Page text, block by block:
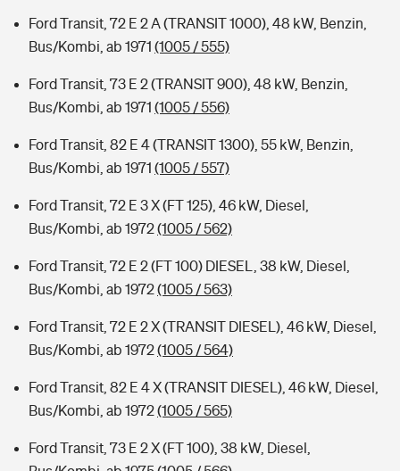
Ford Transit, 72 E 2 A (TRANSIT 1000), 48 kW, Benzin,
Bus/Kombi, ab 1971 (1005 / 555)
Ford Transit, 73 E 2 (TRANSIT 900), 48 kW, Benzin,
Bus/Kombi, ab 1971 (1005 / 556)
Ford Transit, 82 E 4 (TRANSIT 1300), 55 kW, Benzin,
Bus/Kombi, ab 1971 (1005 / 557)
Ford Transit, 72 E 3 X (FT 125), 46 kW, Diesel,
Bus/Kombi, ab 1972(1005 / 562)
Ford Transit, 72 E 2 (FT 100) DIESEL, 38 kW, Diesel,
Bus/Kombi, ab 1972(1005 / 563)
Ford Transit, 72 E 2 X (TRANSIT DIESEL), 46 kW, Diesel,
Bus/Kombi, ab 1972(1005 / 564)
Ford Transit, 82 E 4 X (TRANSIT DIESEL), 46 kW, Diesel,
Bus/Kombi, ab 1972(1005 / 565)
Ford Transit, 73 E 2 X (FT 100), 38 kW, Diesel,